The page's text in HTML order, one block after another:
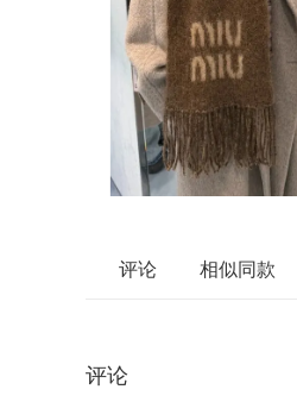
评论 相似同款
评论